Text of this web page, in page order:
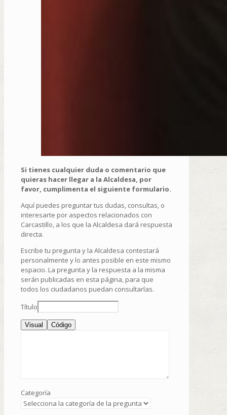
Si tienes cualquier duda o comentario que
quieras hacer llegar a la Alcaldesa, por
favor, cumplimenta el siguiente formulario.
Aquí puedes preguntar tus dudas, consultas, o
interesarte por aspectos relacionados con
Carcastillo, a los que la Alcaldesa dará respuesta
directa.
Escribe tu pregunta y la Alcaldesa contestará
personalmente y lo antes posible en este mismo
espacio. La pregunta y la respuesta a la misma
serán publicadas en esta página, para que
todos los ciudadanos puedan consultarlas.
Título
Visual Código
Categoría